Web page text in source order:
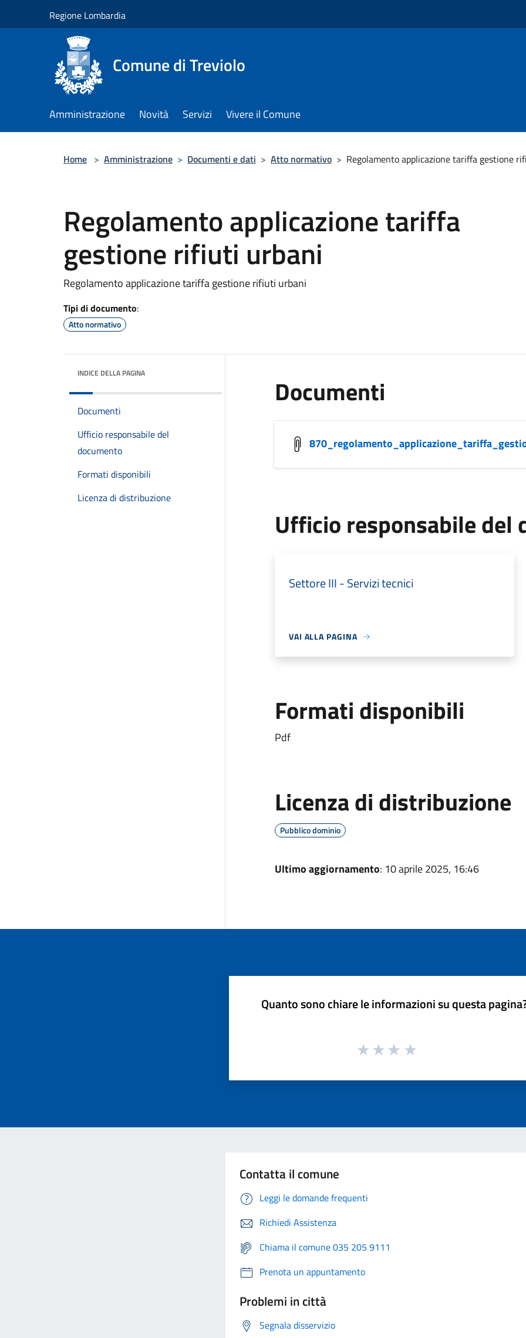
Regione Lombardia
Comune di Treviolo
Amministrazione Novità Servizi Vivere il Comune
Home > Amministrazione > Documenti e dati > Atto normativo > Regolamento applicazione tariffa gestione
Regolamento applicazione tariffa
gestione rifiuti urbani
Regolamento applicazione tariffa gestione rifiuti urbani
Tipi di documento:
Atto normativo
INDICE DELLA PAGINA
Documenti
Ufficio responsabile del
documento
Formati disponibili
Licenza di distribuzione
Documenti
Ufficio responsabile del
Settore III - Servizi tecnici
VAI ALLA PAGINA
Formati disponibili
Pdf
Licenza di distribuzione
Pubblico dominio
Ultimo aggiornamento: 10 aprile 2025, 16:46
Quanto sono chiare le informazioni su questa
Contatta il comune
Leggi le domande frequenti
Richiedi Assistenza
Chiama il comune 035 205 9111
Prenota un appuntamento
Problemi in città
Segnala disservizio